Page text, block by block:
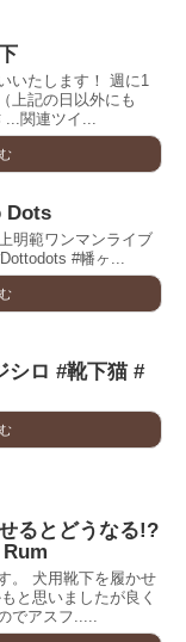
いたします！ 週に1
上記の日以外にも
関連ツイ...
Dots
明範ワンマンライブ
#幡ヶ...
シロ #靴下猫 #
るとどうなる!?
Rum
。 犬用靴下を履かせ
と思いましたが良く
でアスフ.....